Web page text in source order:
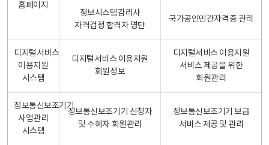
홈페이지
정보시스템감리사
자격검정 합격자 명단
국가공인민간자격증 관리
디지털서비스
이용지원
시스템
디지털서비스 이용지원
회원정보
디지털서비스 이용지원
서비스 제공을 위한
회원관리
정보통신보조기기
사업관리
시스템
정보통신보조기기 신청자
및 수혜자 회원관리
정보통신보조기기 보급
서비스 제공 및 관리